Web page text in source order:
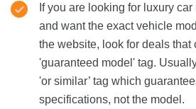
If you are looking for luxury
and want the exact vehicle
the website, look for deals that
'guaranteed model' tag.
'or similar’ tag which
specifications, not the model.